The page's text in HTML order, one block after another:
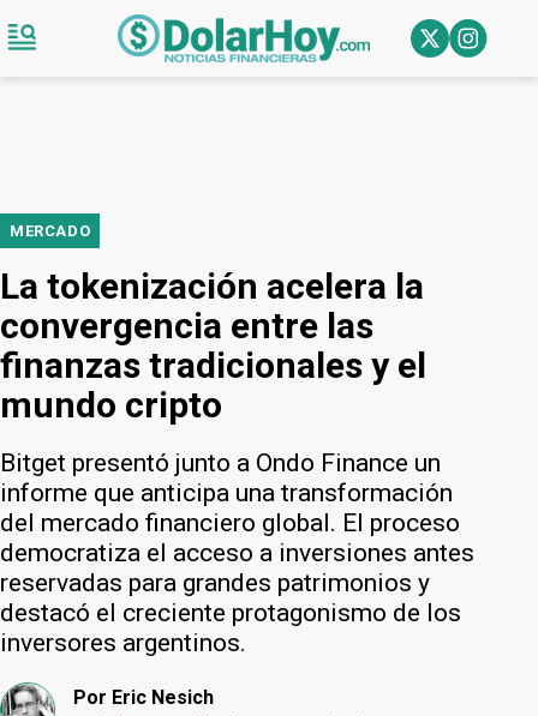
MERCADO
La tokenización acelera la
convergencia entre las
finanzas tradicionales y el
mundo cripto
Bitget presentó junto a Ondo Finance un
informe que anticipa una transformación
del mercado financiero global. El proceso
democratiza el acceso a inversiones antes
reservadas para grandes patrimonios y
destacó el creciente protagonismo de los
inversores argentinos.
Por Eric Nesich